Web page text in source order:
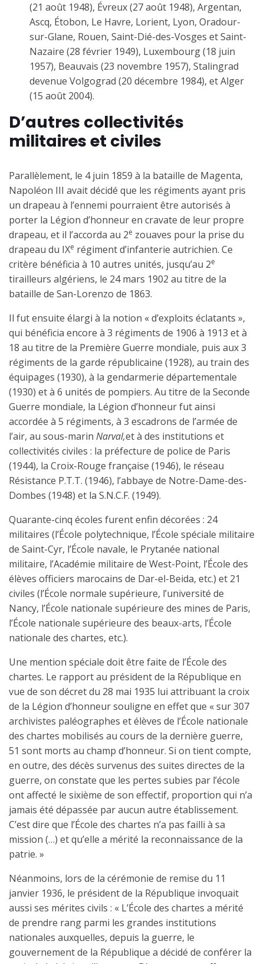
(21 août 1948), Évreux (27 août 1948), Argentan,
Ascq, Étobon, Le Havre, Lorient, Lyon, Oradour-
sur-Glane, Rouen, Saint-Dié-des-Vosges et Saint-
Nazaire (28 février 1949), Luxembourg (18 juin
1957), Beauvais (23 novembre 1957), Stalingrad
devenue Volgograd (20 décembre 1984), et Alger
(15 août 2004).
D’autres collectivités
militaires et civiles
Parallèlement, le 4 juin 1859 à la bataille de Magenta,
Napoléon III avait décidé que les régiments ayant pris
un drapeau à l’ennemi pourraient être autorisés à
porter la Légion d’honneur en cravate de leur propre
drapeau, et il l’accorda au 2e zouaves pour la prise du
drapeau du IXe régiment d’infanterie autrichien. Ce
critère bénéficia à 10 autres unités, jusqu’au 2e
tirailleurs algériens, le 24 mars 1902 au titre de la
bataille de San-Lorenzo de 1863.
Il fut ensuite élargi à la notion « d’exploits éclatants »,
qui bénéficia encore à 3 régiments de 1906 à 1913 et à
18 au titre de la Première Guerre mondiale, puis aux 3
régiments de la garde républicaine (1928), au train des
équipages (1930), à la gendarmerie départementale
(1930) et à 6 unités de pompiers. Au titre de la Seconde
Guerre mondiale, la Légion d’honneur fut ainsi
accordée à 5 régiments, à 3 escadrons de l’armée de
l’air, au sous-marin Narval,et à des institutions et
collectivités civiles : la préfecture de police de Paris
(1944), la Croix-Rouge française (1946), le réseau
Résistance P.T.T. (1946), l’abbaye de Notre-Dame-des-
Dombes (1948) et la S.N.C.F. (1949).
Quarante-cinq écoles furent enfin décorées : 24
militaires (l’École polytechnique, l’École spéciale militaire
de Saint-Cyr, l’École navale, le Prytanée national
militaire, l’Académie militaire de West-Point, l’École des
élèves officiers marocains de Dar-el-Beida, etc.) et 21
civiles (l’École normale supérieure, l’université de
Nancy, l’École nationale supérieure des mines de Paris,
l’École nationale supérieure des beaux-arts, l’École
nationale des chartes, etc.).
Une mention spéciale doit être faite de l’École des
chartes. Le rapport au président de la République en
vue de son décret du 28 mai 1935 lui attribuant la croix
de la Légion d’honneur souligne en effet que « sur 307
archivistes paléographes et élèves de l’École nationale
des chartes mobilisés au cours de la dernière guerre,
51 sont morts au champ d’honneur. Si on tient compte,
en outre, des décès survenus des suites directes de la
guerre, on constate que les pertes subies par l’école
ont affecté le sixième de son effectif, proportion qui n’a
jamais été dépassée par aucun autre établissement.
C’est dire que l’École des chartes n’a pas failli à sa
mission (…) et qu’elle a mérité la reconnaissance de la
patrie. »
Néanmoins, lors de la cérémonie de remise du 11
janvier 1936, le président de la République invoquait
aussi ses mérites civils : « L’École des chartes a mérité
de prendre rang parmi les grandes institutions
nationales auxquelles, depuis la guerre, le
gouvernement de la République a décidé de conférer la